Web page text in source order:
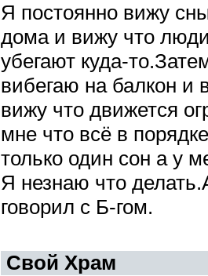
Я постоянно вижу
дома и вижу что
убегают куда-
вибегаю на балкон и
вижу что движется
мне что всё в
только один сон а у
Я незнаю что
говорил с Б-гом.
Свой Храм